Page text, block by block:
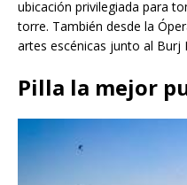
ubicación privilegiada para
torre. También desde la
artes escénicas junto al Burj
Pilla la mejor